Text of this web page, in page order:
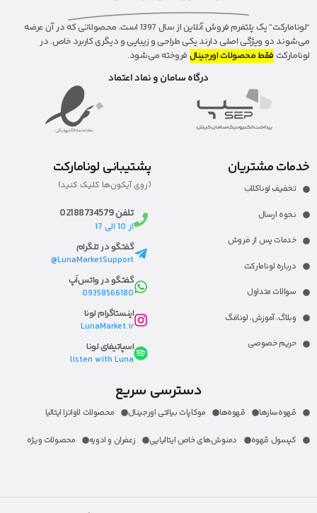
“لونا‌مارکت” یک پلتفرم فروش آنلاین از سال 1397 است، محصولاتی که در آن عرضه
می‌شوند دو ویژگی اصلی دارند یکی طراحی و زیبایی و دیگری کاربرد خاص. در
لونامارکت فقط محصولات اورجینال فروخته می‌شود.
درگاه سامان و نماد اعتماد
خدمات مشتریان
تخفیف لوناکلاب
نحوه ارسال
خدمات پس از فروش
درباره لونامارکت​
سوالات متداول
وبلاگ، آموزش، لونا‌مَگ​
حریم خصوصی
پشتیبانی لونامارکت
(روی آیکون‌ها کلیک کنید)
تلفن 02188734579
از 10 الی 17
گفتگو در تلگرام
LunaMarketSupport@
گفتگو در واتس‌اَپ
09358566180
اینستاگرام لونا
LunaMarket.ir
اسپاتیفای لونا
listen with Luna
دسترسی سریع
قهوه‌ساز‌ها قهوه‌ها موکاپات بیالتی اورجینال محصولات لاواتزا ایتالیا
کپسول قهوه دمنوش‌های خاص ایتالیایی زعفران و ادویه محصولات ویژه